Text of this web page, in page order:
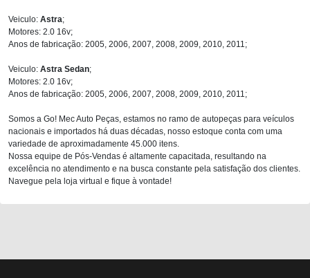
Veiculo: Astra;
Motores: 2.0 16v;
Anos de fabricação: 2005, 2006, 2007, 2008, 2009, 2010, 2011;
Veiculo: Astra Sedan;
Motores: 2.0 16v;
Anos de fabricação: 2005, 2006, 2007, 2008, 2009, 2010, 2011;
Somos a Go! Mec Auto Peças, estamos no ramo de autopeças para veículos
nacionais e importados há duas décadas, nosso estoque conta com uma
variedade de aproximadamente 45.000 itens.
Nossa equipe de Pós-Vendas é altamente capacitada, resultando na
excelência no atendimento e na busca constante pela satisfação dos clientes.
Navegue pela loja virtual e fique à vontade!